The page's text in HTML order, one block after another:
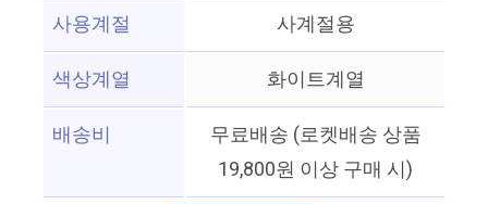
사용계절
사계절용
색상계열
화이트계열
배송비
무료배송 (로켓배송 상품
19,800원 이상 구매 시)